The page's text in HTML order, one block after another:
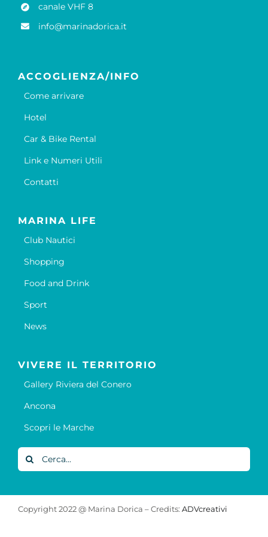
canale VHF 8
info@marinadorica.it
ACCOGLIENZA/INFO
Come arrivare
Hotel
Car & Bike Rental
Link e Numeri Utili
Contatti
MARINA LIFE
Club Nautici
Shopping
Food and Drink
Sport
News
VIVERE IL TERRITORIO
Gallery Riviera del Conero
Ancona
Scopri le Marche
Cerca
per:
Copyright 2022 @ Marina Dorica – Credits: ADVcreativi